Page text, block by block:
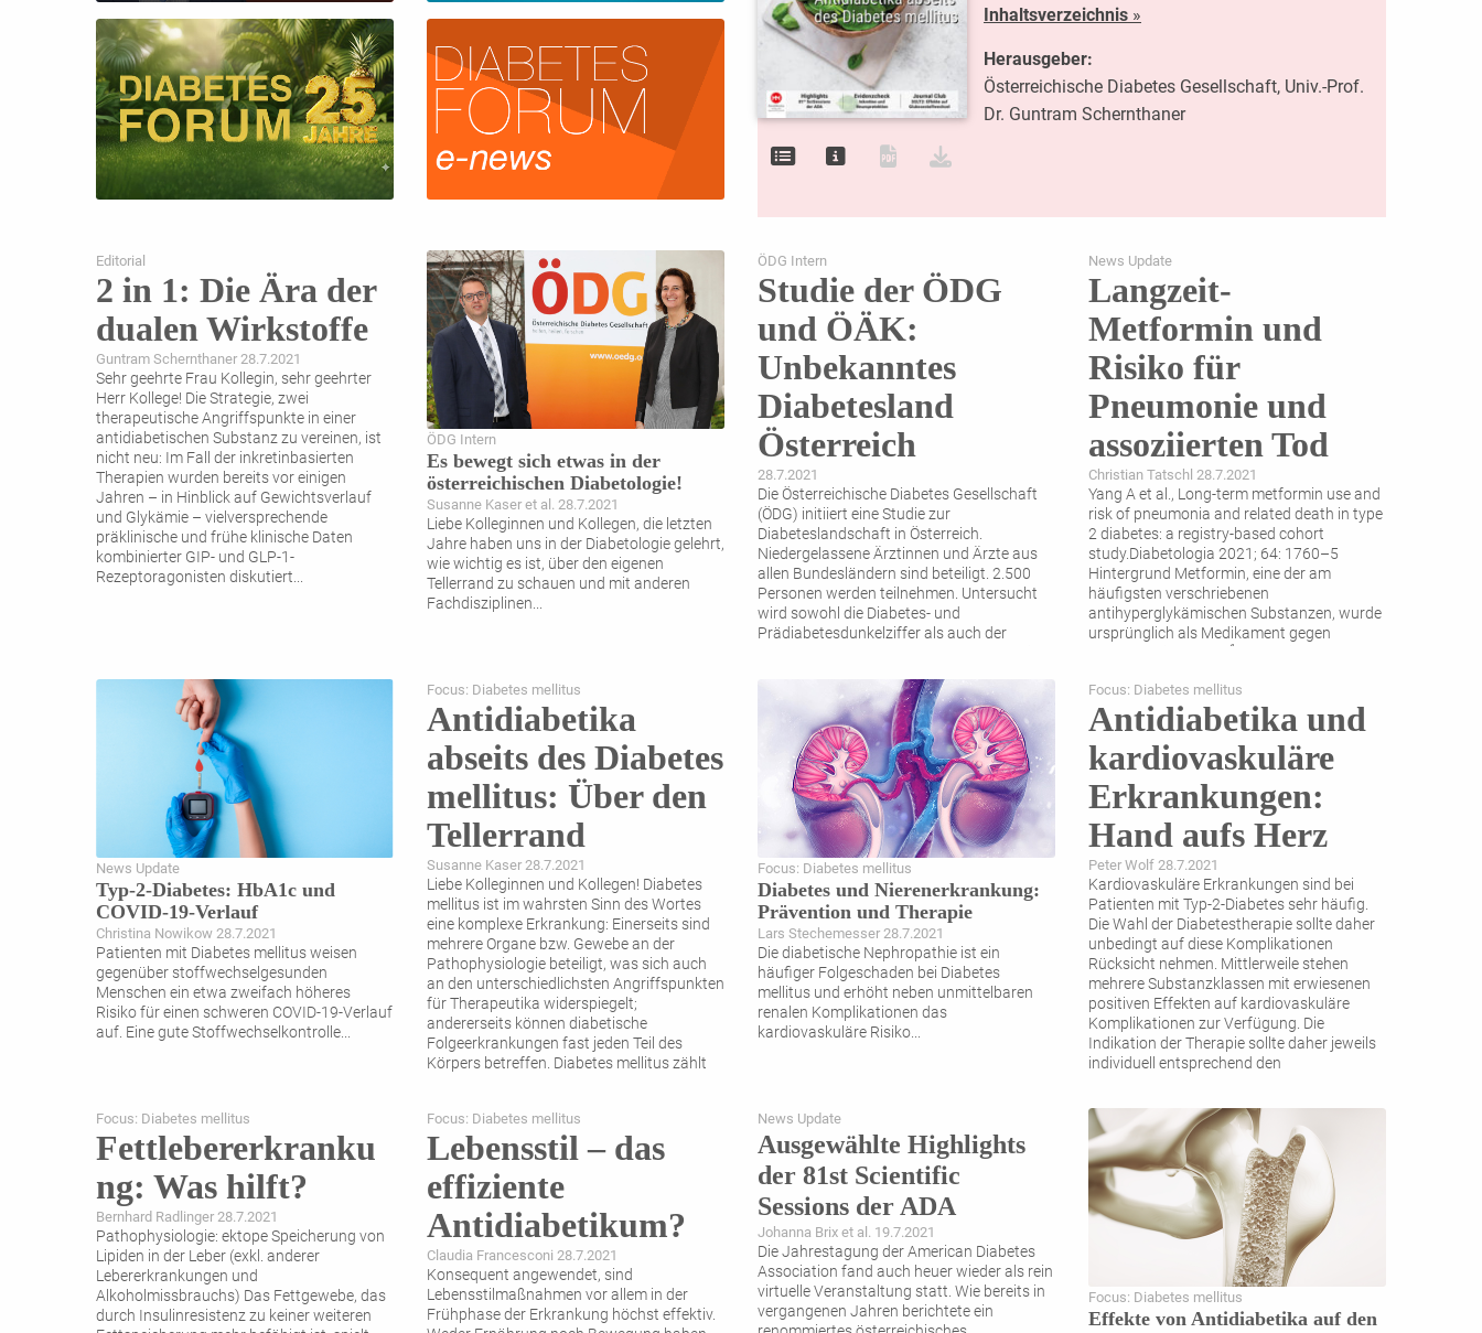
Inhaltsverzeichnis»
Herausgeber:
Österreichische Diabetes Gesellschaft, Univ.-Prof.
Dr. Guntram Schernthaner
Editorial
2 in 1: Die Ära der
dualen Wirkstoffe
Guntram Schernthaner 28.7.2021
Sehr geehrte Frau Kollegin, sehr geehrter
Herr Kollege! Die Strategie, zwei
therapeutische Angriffspunkte in einer
antidiabetischen Substanz zu vereinen, ist
nicht neu: Im Fall der inkretinbasierten
Therapien wurden bereits vor einigen
Jahren – in Hinblick auf Gewichtsverlauf
und Glykämie – vielversprechende
präklinische und frühe klinische Daten
kombinierter GIP- und GLP-1-
Rezeptoragonisten diskutiert...
ÖDG Intern
Es bewegt sich etwas in der
österreichischen Diabetologie!
Susanne Kaser et al. 28.7.2021
Liebe Kolleginnen und Kollegen, die letzten
Jahre haben uns in der Diabetologie gelehrt,
wie wichtig es ist, über den eigenen
Tellerrand zu schauen und mit anderen
Fachdisziplinen...
ÖDG Intern
Studie der ÖDG
und ÖÄK:
Unbekanntes
Diabetesland
Österreich
28.7.2021
Die Österreichische Diabetes Gesellschaft
(ÖDG) initiiert eine Studie zur
Diabeteslandschaft in Österreich.
Niedergelassene Ärztinnen und Ärzte aus
allen Bundesländern sind beteiligt. 2.500
Personen werden ­teilnehmen. Untersucht
wird sowohl die Diabetes- und
Prädiabetesdunkelziffer als auch der
ist die Schaffung einer...
News Update
Langzeit-
Metformin und
Risiko für
Pneumonie und
assoziierten Tod
Christian Tatschl 28.7.2021
Yang A et al., Long-term metformin use and
risk of pneumonia and related death in type
2 diabetes: a registry-based cohort
study.Diabetologia 2021; 64: 1760–5
Hintergrund Metformin, eine der am
häufigsten verschriebenen
antihyperglykämischen Substanzen, wurde
ursprünglich als Medikament gegen
1
von Metformin im...
News Update
Typ-2-Diabetes: HbA1c und
COVID-19-Verlauf
Christina Nowikow 28.7.2021
Patienten mit Diabetes mellitus weisen
gegenüber stoffwechselgesunden
Menschen ein etwa ­zweifach höheres
Risiko für einen schweren COVID-19-Verlauf
auf. Eine gute Stoffwechselkontrolle...
Focus: Diabetes mellitus
Antidiabetika
abseits des Diabetes
mellitus: Über den
Tellerrand
Susanne Kaser 28.7.2021
Liebe Kolleginnen und Kollegen! Diabetes
mellitus ist im wahrsten Sinn des Wortes
eine komplexe Erkrankung: Einerseits sind
mehrere Organe bzw. Gewebe an der
Pathophysiologie beteiligt, was sich auch
an den unterschiedlichsten Angriffspunkten
für Therapeutika widerspiegelt;
andererseits können diabetische
Folgeerkrankungen fast jeden Teil des
Körpers betreffen. Diabetes mellitus zählt
Focus: Diabetes mellitus
Diabetes und Nierenerkrankung:
Prävention und Therapie
Lars Stechemesser 28.7.2021
Die diabetische Nephropathie ist ein
häufiger Folgeschaden bei Diabetes
mellitus und erhöht neben unmittelbaren
renalen Komplikationen das
kardiovaskuläre Risiko...
Focus: Diabetes mellitus
Antidiabetika und
kardiovaskuläre
Erkrankungen:
Hand aufs Herz
Peter Wolf 28.7.2021
Kardiovaskuläre Erkrankungen sind bei
Patienten mit Typ-2-Diabetes sehr häufig.
Die Wahl der ­Diabetestherapie sollte daher
unbedingt auf diese Komplikationen
Rücksicht nehmen. Mittlerweile stehen
mehrere Substanzklassen mit erwiesenen
positiven Effekten auf kardiovaskuläre
Komplikationen zur Verfügung. Die
Indikation der Therapie sollte daher jeweils
individuell ­entsprechend den
Focus: Diabetes mellitus
Fettlebererkranku
ng: Was hilft?
Bernhard Radlinger 28.7.2021
Pathophysiologie: ektope Speicherung von
Lipiden in der Leber (exkl. anderer
Lebererkrankungen und
Alkoholmissbrauchs) Das Fettgewebe, das
durch Insulinresistenz zu keiner weiteren
Focus: Diabetes mellitus
Lebensstil – das
effiziente
Antidiabetikum?
Claudia Francesconi 28.7.2021
Konsequent angewendet, sind
Lebensstilmaßnahmen vor allem in der
Frühphase der Erkrankung höchst effektiv.
News Update
Ausgewählte Highlights
der 81st Scientific
Sessions der ADA
Johanna Brix et al. 19.7.2021
Die Jahrestagung der American Diabetes
Association fand auch heuer wieder als rein
virtuelle Veranstaltung statt. Wie bereits in
vergangenen Jahren berichtete ein
Focus: Diabetes mellitus
Effekte von Antidiabetika auf den